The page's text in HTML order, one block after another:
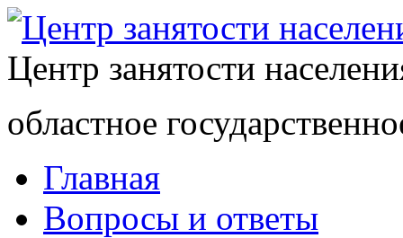
Центр занятости
областное
Главная
Вопросы и ответы